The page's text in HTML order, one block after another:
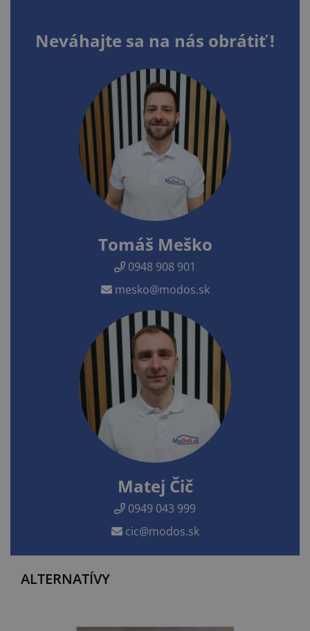
Neváhajte sa na nás obrátiť !
Tomáš Meško
0948 908 901
mesko@modos.sk
Matej Čič
0949 043 999
cic@modos.sk
ALTERNATÍVY